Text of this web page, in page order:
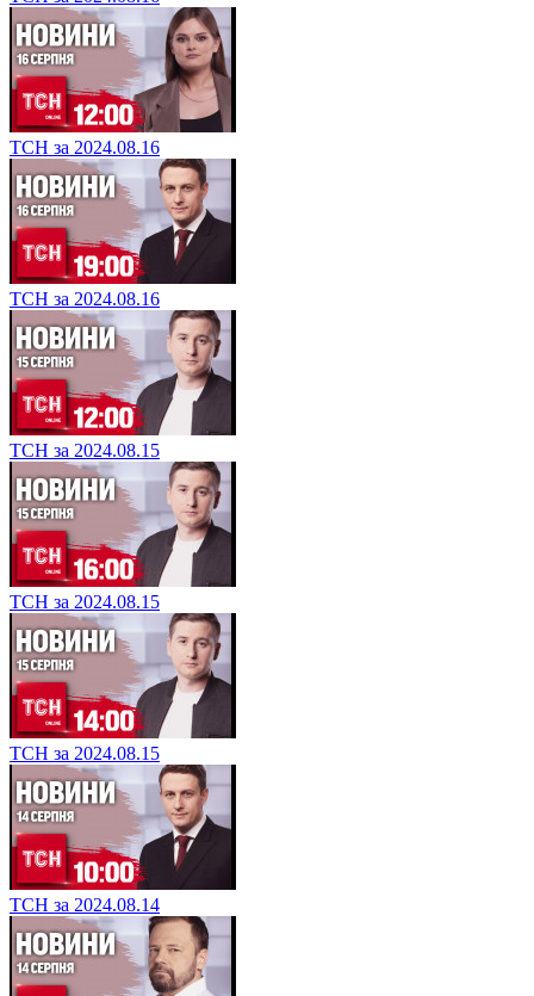
ТСН за 2024.08.16
ТСН за 2024.08.16
ТСН за 2024.08.15
ТСН за 2024.08.15
ТСН за 2024.08.15
ТСН за 2024.08.14